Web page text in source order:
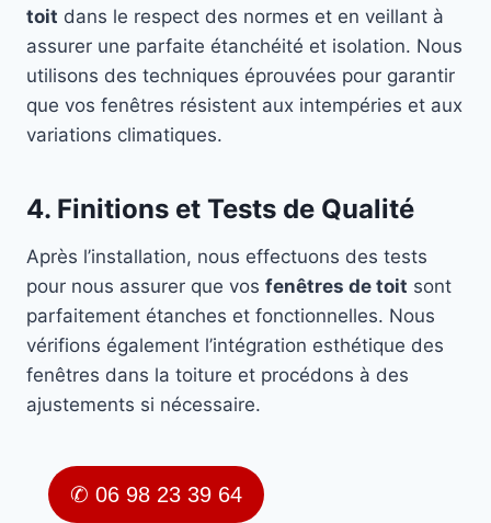
toit dans le respect des normes et en veillant à
assurer une parfaite étanchéité et isolation. Nous
utilisons des techniques éprouvées pour garantir
que vos fenêtres résistent aux intempéries et aux
variations climatiques.
4. Finitions et Tests de Qualité
Après l’installation, nous effectuons des tests
pour nous assurer que vos fenêtres de toit sont
parfaitement étanches et fonctionnelles. Nous
vérifions également l’intégration esthétique des
fenêtres dans la toiture et procédons à des
ajustements si nécessaire.
✆ 06 98 23 39 64